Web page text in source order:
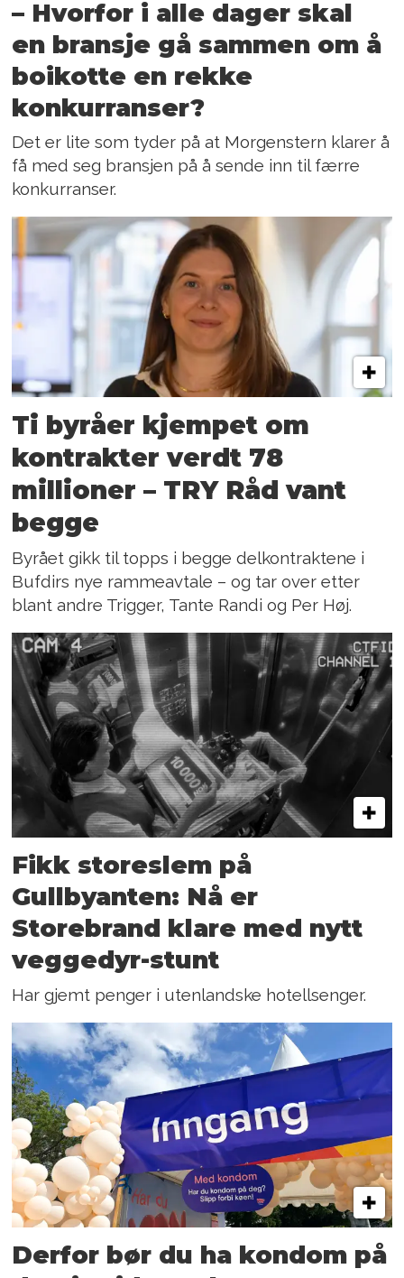
– Hvorfor i alle dager skal
en bransje gå sammen om å
boikotte en rekke
konkurranser?
Det er lite som tyder på at Morgenstern klarer å
få med seg bransjen på å sende inn til færre
konkurranser.
Ti byråer kjempet om
kontrakter verdt 78
millioner – TRY Råd vant
begge
Byrået gikk til topps i begge delkontraktene i
Bufdirs nye rammeavtale – og tar over etter
blant andre Trigger, Tante Randi og Per Høj.
Fikk storeslem på
Gullbyanten: Nå er
Storebrand klare med nytt
veggedyr-stunt
Har gjemt penger i utenlandske hotellsenger.
Derfor bør du ha kondom på